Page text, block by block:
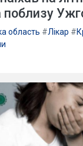
поблизу
область #Лікар #